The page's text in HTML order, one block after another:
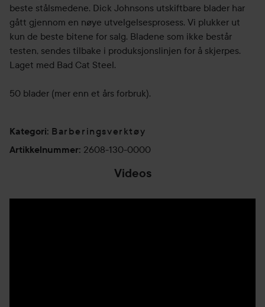
beste stålsmedene. Dick Johnsons utskiftbare blader har
gått gjennom en nøye utvelgelsesprosess. Vi plukker ut
kun de beste bitene for salg. Bladene som ikke består
testen, sendes tilbake i produksjonslinjen for å skjerpes.
Laget med Bad Cat Steel.
50 blader (mer enn et års forbruk).
Kategori: Barberingsverktøy
Artikkelnummer: 2608-130-0000
Videos